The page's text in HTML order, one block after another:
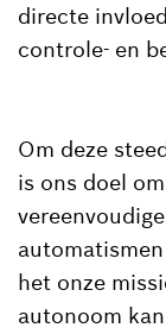
directe
controle- en
Om deze
is ons doel
het onze
autonoom